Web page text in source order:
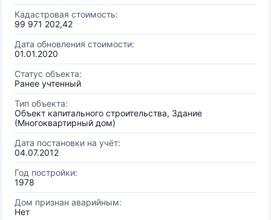
Кадастровая стоимость:
99 971 202,42
Дата обновления стоимости:
01.01.2020
Статус объекта:
Ранее учтенный
Тип объекта:
Объект капитального строительства, Здание
(Многоквартирный дом)
Дата постановки на учёт:
04.07.2012
Год постройки:
1978
Дом признан аварийным:
Нет